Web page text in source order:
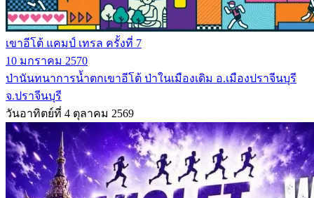
เขาอีโต้ แคมป์ เทรล ครั้งที่ 7
10 มกราคม 2570
ป่านันทนาการน้ำตกเขาอีโต้ ป่าในเมืองเดิม อ.เมืองปราจีนบุรี
จ.ปราจีนบุรี
วันอาทิตย์ที่ 4 ตุลาคม 2569